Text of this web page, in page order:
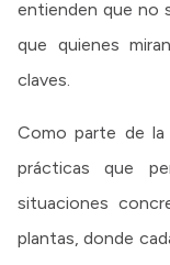
entienden que no
que quienes
claves.
Como parte de la
prácticas que
situaciones
plantas, donde